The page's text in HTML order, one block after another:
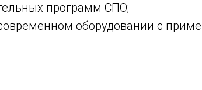
программ СПО;
оборудовании с